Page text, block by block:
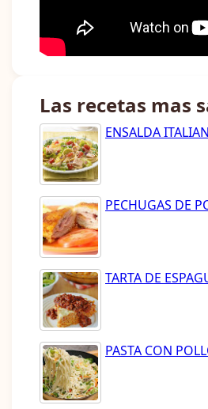
Las recetas mas
ENSALDA
PECHUGAS DE
TARTA DE
PASTA CON